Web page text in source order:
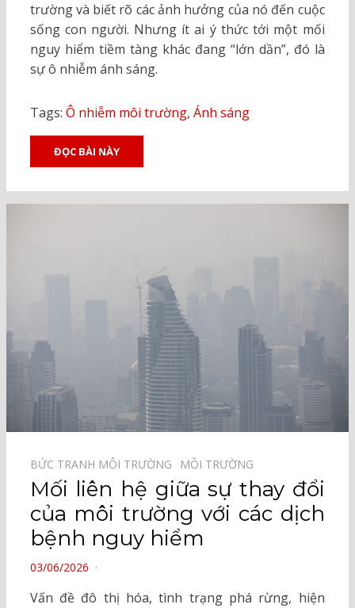
trường và biết rõ các ảnh hưởng của nó đến cuộc
sống con người. Nhưng ít ai ý thức tới một mối
nguy hiểm tiềm tàng khác đang “lớn dần”, đó là
sự ô nhiễm ánh sáng.
Tags: Ô nhiễm môi trường, Ánh sáng
ĐỌC BÀI NÀY
BỨC TRANH MÔI TRƯỜNG⠀ MÔI TRƯỜNG⠀
Mối liên hệ giữa sự thay đổi
của môi trường với các dịch
bệnh nguy hiểm
POSTED
03/06/2026
Vấn đề đô thị hóa, tình trạng phá rừng, hiện